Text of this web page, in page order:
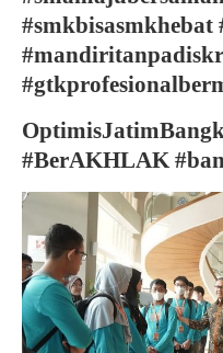
#BerAKHLAK